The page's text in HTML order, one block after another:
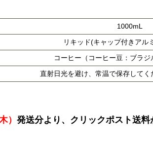
1000mL
リキッド(キャップ付きアル
コーヒー（コーヒー豆：ブラジ
直射日光を避け、常温で保存してく
） 発送分より、クリックポスト送料